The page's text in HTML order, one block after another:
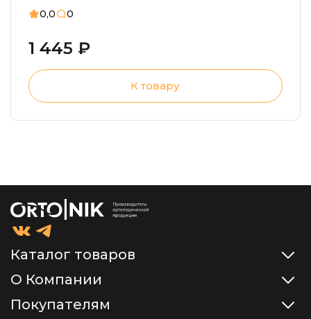
0,0 0
1 445 ₽
К товару
Каталог товаров
О Компании
Покупателям